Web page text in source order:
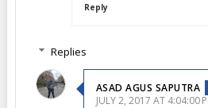
Reply
Replies
ASAD AGUS SAPUTRA
JULY 2, 2017 AT 4:04:00